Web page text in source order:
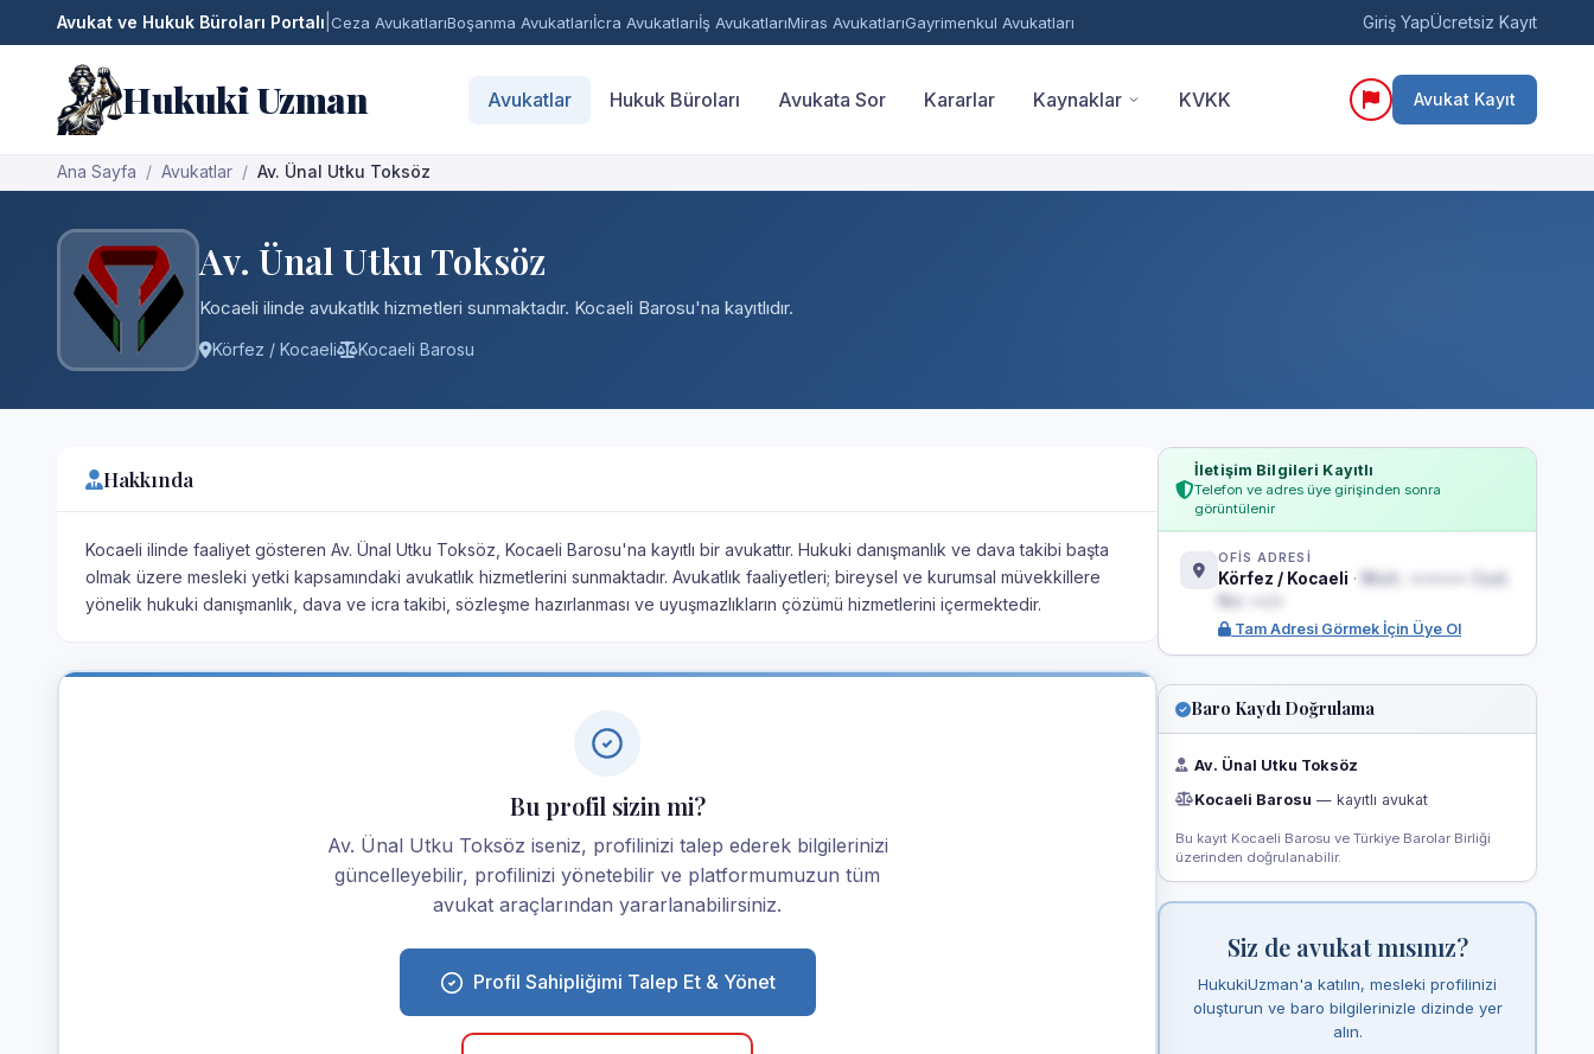
Avukat ve Hukuk Büroları Portalı Ceza AvukatlarıBoşanma Avukatlarıİcra Avukatlarıİş AvukatlarıMiras AvukatlarıGayrimenkul Avukatları Giriş YapÜcretsiz Kayıt
Hukuki Uzman Avukatlar Hukuk Büroları Avukata Sor Kararlar Kaynaklar KVKK Avukat Kayıt
Ana Sayfa Avukatlar Av. Ünal Utku Toksöz
Av. Ünal Utku Toksöz
Kocaeli ilinde avukatlık hizmetleri sunmaktadır. Kocaeli Barosu'na kayıtlıdır.
Körfez / Kocaeli Kocaeli Barosu
Hakkında
Kocaeli ilinde faaliyet gösteren Av. Ünal Utku Toksöz, Kocaeli Barosu'na kayıtlı bir avukattır. Hukuki danışmanlık ve dava takibi başta
olmak üzere mesleki yetki kapsamındaki avukatlık hizmetlerini sunmaktadır. Avukatlık faaliyetleri; bireysel ve kurumsal müvekkillere
yönelik hukuki danışmanlık, dava ve icra takibi, sözleşme hazırlanması ve uyuşmazlıkların çözümü hizmetlerini içermektedir.
Bu profil sizin mi?
Av. Ünal Utku Toksöz iseniz, profilinizi talep ederek bilgilerinizi
güncelleyebilir, profilinizi yönetebilir ve platformumuzun tüm
avukat araçlarından yararlanabilirsiniz.
Profil Sahipliğimi Talep Et & Yönet
İletişim Bilgileri Kayıtlı
Telefon ve adres üye girişinden sonra
görüntülenir
OFİS ADRESİ
Körfez / Kocaeli ·
Mah. ••••••• Cad.
Tam Adresi Görmek İçin Üye Ol
Baro Kaydı Doğrulama
Av. Ünal Utku Toksöz
Kocaeli Barosu — kayıtlı avukat
Bu kayıt Kocaeli Barosu ve Türkiye Barolar Birliği
üzerinden doğrulanabilir.
Siz de avukat mısınız?
HukukiUzman'a katılın, mesleki profilinizi
oluşturun ve baro bilgilerinizle dizinde yer
alın.